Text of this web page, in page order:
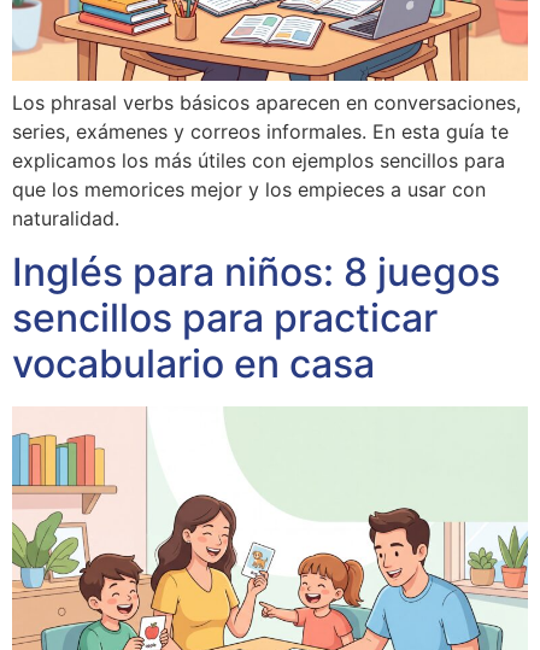
Los phrasal verbs básicos aparecen en conversaciones,
series, exámenes y correos informales. En esta guía te
explicamos los más útiles con ejemplos sencillos para
que los memorices mejor y los empieces a usar con
naturalidad.
Inglés para niños: 8 juegos
sencillos para practicar
vocabulario en casa